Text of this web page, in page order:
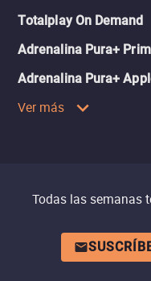
Totalplay On Demand
Adrenalina Pura+
Adrenalina Pura+
Ver más
Todas las semanas